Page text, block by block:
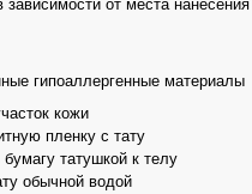
от места нанесения
гипоаллергенные материалы
кожи
пленку с тату
татушкой к телу
обычной водой